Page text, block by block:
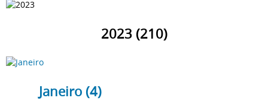
2023 (210)
Janeiro (4)